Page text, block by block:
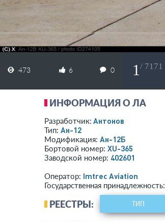
473 6 0 1 / 7171
ИНФОРМАЦИЯ О ЛА
Разработчик: Антонов
Тип: Ан-12
Модификация: Ан-12Б
Бортовой номер: XU-365
Заводской номер: 402601
Оператор: Imtrec Aviation
Государственная принадлежность:
РЕЕСТРЫ: ТИП